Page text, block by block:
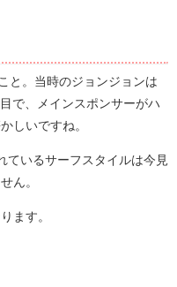
と。当時のジョンジョンは
で、メインスポンサーがハ
しいですね。
ているサーフスタイルは今見
ん。
ます。